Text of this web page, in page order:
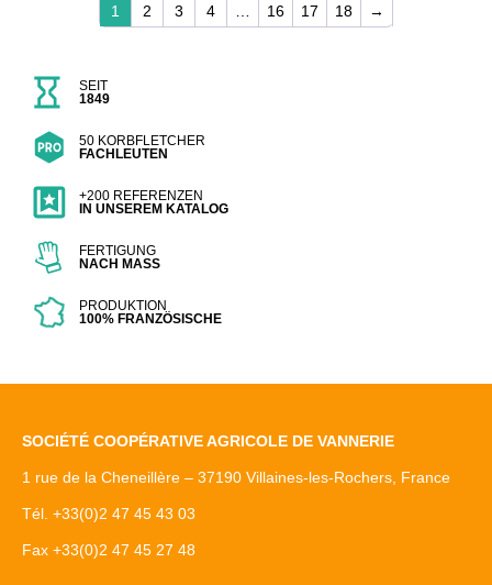
1 2 3 4 … 16 17 18 →
SEIT
1849
50 KORBFLETCHER
FACHLEUTEN
+200 REFERENZEN
IN UNSEREM KATALOG
FERTIGUNG
NACH MASS
PRODUKTION
100% FRANZÖSISCHE
SOCIÉTÉ COOPÉRATIVE AGRICOLE DE VANNERIE
1 rue de la Cheneillère – 37190 Villaines-les-Rochers, France
Tél. +33(0)2 47 45 43 03
Fax +33(0)2 47 45 27 48